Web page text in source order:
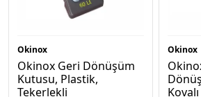
Okinox
Okinox Geri Dönüşüm
Kutusu, Plastik,
Tekerlekli
Okinox